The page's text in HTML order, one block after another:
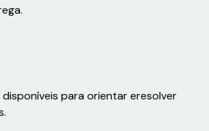
disponíveis para orientar eresolver